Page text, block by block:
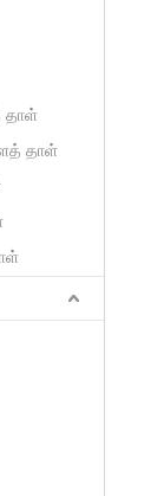
தாள்
தாள்